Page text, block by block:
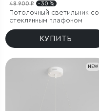
48 900 ₽ - 30 %
Потолочный светильник со
стеклянным плафоном
КУПИТЬ
NEW